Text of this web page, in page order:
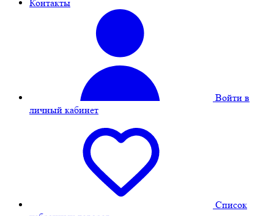
Контакты
Войти в
личный кабинет
Cписок